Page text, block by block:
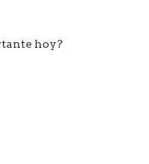
hoy?